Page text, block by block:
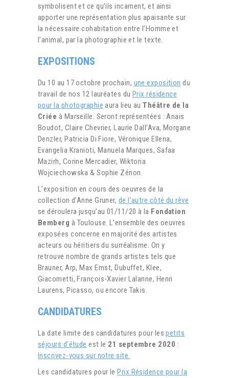
symbolisent et ce qu’ils incarnent, et ainsi
apporter une représentation plus apaisante sur
la nécessaire cohabitation entre l’Homme et
l’animal, par la photographie et le texte.
EXPOSITIONS
Du 10 au 17 octobre prochain, une exposition du
travail de nos 12 lauréates du Prix résidence
pour la photographie aura lieu au Théâtre de la
Criée à Marseille. Seront représentées : Anais
Boudot, Claire Chevrier, Laurie Dall’Ava, Morgane
Denzler, Patricia Di Fiore, Véronique Ellena,
Evangelia Kranioti, Manuela Marques, Safaa
Mazirh, Corine Mercadier, Wiktoria
Wojciechowska & Sophie Zénon.
L’exposition en cours des oeuvres de la
collection d’Anne Gruner, de l’autre côté du rêve
se déroulera jusqu’au 01/11/20 à la Fondation
Bemberg à Toulouse. L’ensemble des oeuvres
exposées concerne en majorité des artistes
acteurs ou héritiers du surréalisme. On y
retrouve nombre de grands artistes tels que
Brauner, Arp, Max Ernst, Dubuffet, Klee,
Giacometti, François-Xavier Lalanne, Henri
Laurens, Picasso, ou encore Takis.
CANDIDATURES
La date limite des candidatures pour lespetits
séjours d’étude est le 21 septembre 2020 :
Inscrivez-vous sur notre site.
Les candidatures pour lePrix Résidence pour la